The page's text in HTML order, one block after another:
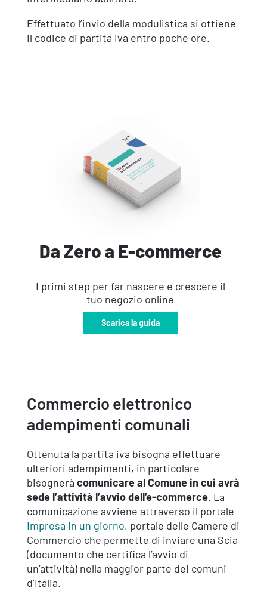
Effettuato l’invio della modulistica si ottiene
il codice di partita Iva entro poche ore.
Da Zero a E-commerce
I primi step per far nascere e crescere il
tuo negozio online
Scarica la guida
Commercio elettronico
adempimenti comunali
Ottenuta la partita iva bisogna effettuare
ulteriori adempimenti, in particolare
bisognerà comunicare al Comune in cui avrà
sede l’attività l’avvio dell’e-commerce. La
comunicazione avviene attraverso il portale
Impresa in un giorno, portale delle Camere di
Commercio che permette di inviare una Scia
(documento che certifica l’avvio di
un’attività) nella maggior parte dei comuni
d’Italia.